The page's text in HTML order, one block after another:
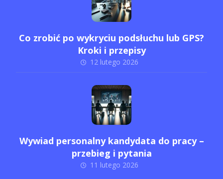
Co zrobić po wykryciu podsłuchu lub GPS?
Kroki i przepisy
12 lutego 2026
Wywiad personalny kandydata do pracy –
przebieg i pytania
11 lutego 2026